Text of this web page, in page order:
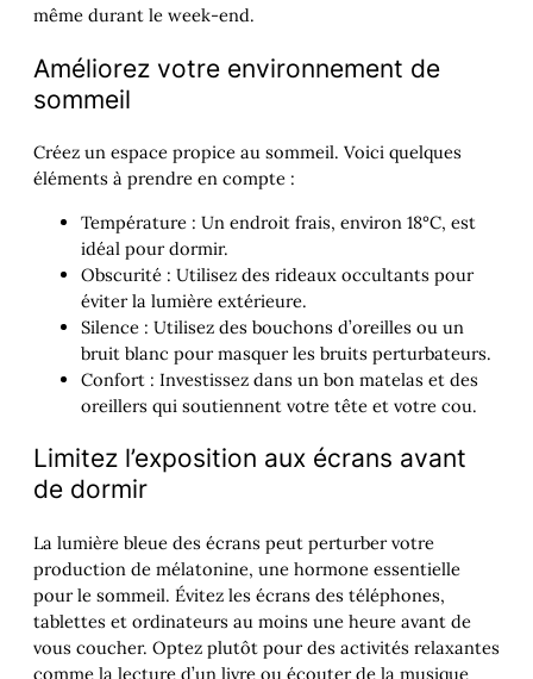
même durant le week-end.
Améliorez votre environnement de
sommeil
Créez un espace propice au sommeil. Voici quelques
éléments à prendre en compte :
Température : Un endroit frais, environ 18°C, est
idéal pour dormir.
Obscurité : Utilisez des rideaux occultants pour
éviter la lumière extérieure.
Silence : Utilisez des bouchons d’oreilles ou un
bruit blanc pour masquer les bruits perturbateurs.
Confort : Investissez dans un bon matelas et des
oreillers qui soutiennent votre tête et votre cou.
Limitez l’exposition aux écrans avant
de dormir
La lumière bleue des écrans peut perturber votre
production de mélatonine, une hormone essentielle
pour le sommeil. Évitez les écrans des téléphones,
tablettes et ordinateurs au moins une heure avant de
vous coucher. Optez plutôt pour des activités relaxantes
comme la lecture d’un livre ou écouter de la musique